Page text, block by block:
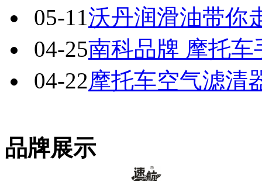
05-11沃丹润滑油带你
04-25南科品牌 摩托车
04-22摩托车空气滤清
品牌展示